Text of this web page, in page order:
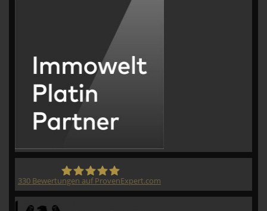
330 Bewertungen auf ProvenExpert.com